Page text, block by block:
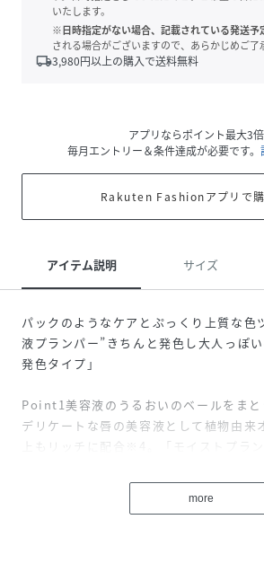
いたします。
※日時指定がない場合、記載されている発送予
される場合がございますので、あらかじめご了
local_shipping3,980円以上の購入で送料無料
アプリならポイント最大3倍
毎月エントリー＆条件達成が必要です。
Rakuten Fashionアプリで
アイテム説明 サイズ
パックのようなケアとぷっくり上質な
液プランパー”きちんと発色し大人っぽ
発色タイプ」
Point1美容液のうるおいのベールをまと
デリケートな唇の美容液として植物由
上もリッチに配合※4。「モイストプラ
Point2美容保湿成分で唇をケア。
more